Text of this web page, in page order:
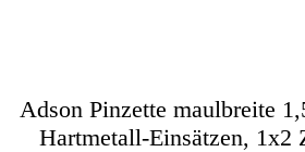
Adson Pinzette maulbreite
Hartmetall-Einsätzen, 1x2